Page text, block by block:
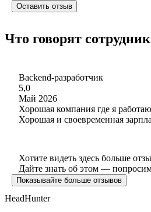
Оставить отзыв
Что говорят
Backend-разработчик
5,0
Май 2026
Хорошая компания где я
Хорошая и своевременная
Хотите видеть здесь больше
Дайте знать об этом —
Показывайте больше отзывов
HeadHunter